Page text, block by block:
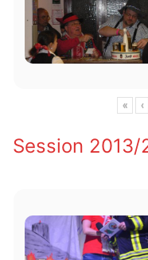
« ‹
Session 2013/